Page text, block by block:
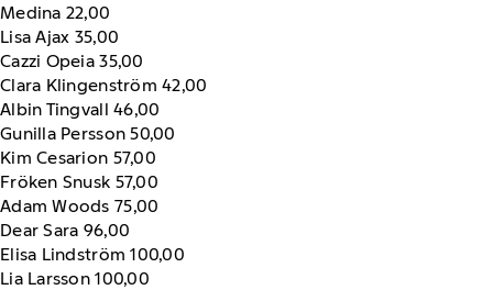
Medina 22,00
Lisa Ajax 35,00
Cazzi Opeia 35,00
Clara Klingenström 42,00
Albin Tingvall 46,00
Gunilla Persson 50,00
Kim Cesarion 57,00
Fröken Snusk 57,00
Adam Woods 75,00
Dear Sara 96,00
Elisa Lindström 100,00
Lia Larsson 100,00